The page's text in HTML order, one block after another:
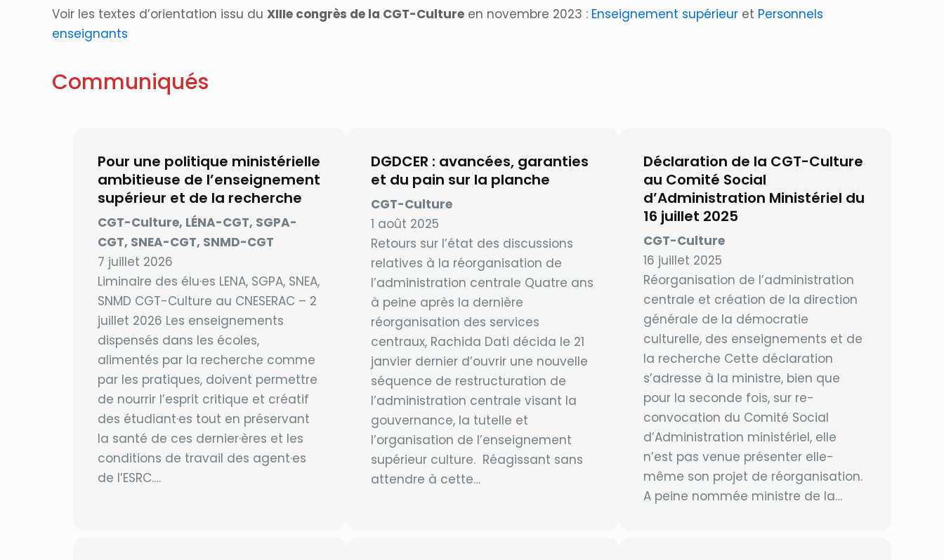
Voir les textes d’orientation issu duXIIIe congrès de la CGT-Culture en novembre 2023 : Enseignement supérieur et Personnels
enseignants
Communiqués
Pour une politique ministérielle
ambitieuse de l’enseignement
supérieur et de la recherche
CGT-Culture, LÉNA-CGT, SGPA-
CGT, SNEA-CGT, SNMD-CGT
7 juillet 2026
Liminaire des élu·es LENA, SGPA, SNEA,
SNMD CGT-Culture au CNESERAC – 2
juillet 2026 Les enseignements
dispensés dans les écoles,
alimentés par la recherche comme
par les pratiques, doivent permettre
de nourrir l’esprit critique et créatif
des étudiant·es tout en préservant
la santé de ces dernier·ères et les
conditions de travail des agent·es
de l’ESRC.…
DGDCER : avancées, garanties
et du pain sur la planche
CGT-Culture
1 août 2025
Retours sur l’état des discussions
relatives à la réorganisation de
l’administration centrale Quatre ans
à peine après la dernière
réorganisation des services
centraux, Rachida Dati décida le 21
janvier dernier d’ouvrir une nouvelle
séquence de restructuration de
l’administration centrale visant la
gouvernance, la tutelle et
l’organisation de l’enseignement
supérieur culture. Réagissant sans
attendre à cette…
Déclaration de la CGT-Culture
au Comité Social
d’Administration Ministériel du
16 juillet 2025
CGT-Culture
16 juillet 2025
Réorganisation de l’administration
centrale et création de la direction
générale de la démocratie
culturelle, des enseignements et de
la recherche Cette déclaration
s’adresse à la ministre, bien que
pour la seconde fois, sur re-
convocation du Comité Social
d’Administration ministériel, elle
n’est pas venue présenter elle-
même son projet de réorganisation.
A peine nommée ministre de la…